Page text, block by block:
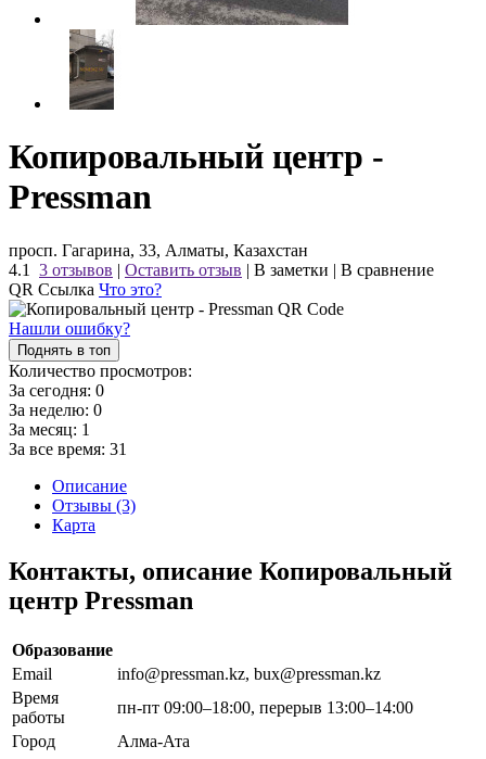
Копировальный центр -
Pressman
просп. Гагарина, 33, Алматы, Казахстан
4.1
3 отзывов | Оставить отзыв | В заметки | В сравнение
QR Ссылка Что это?
Нашли ошибку?
Поднять в топ
Количество просмотров:
За сегодня: 0
За неделю: 0
За месяц: 1
За все время: 31
Описание
Отзывы (3)
Карта
Контакты, описание Копировальный
центр Pressman
Образование
Email
info@pressman.kz, bux@pressman.kz
Время
работы
пн-пт 09:00–18:00, перерыв 13:00–14:00
Город
Алма-Ата